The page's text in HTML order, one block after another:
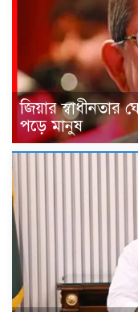
জিয়ার স্বাধীনতার
পড়ে মানুষ